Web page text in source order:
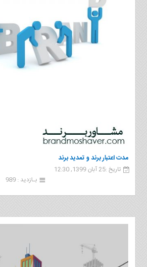
مدت اعتبار برند و تمدید برند
تاریخ :25 آبان 1399, 12:30
بـازدید : 989